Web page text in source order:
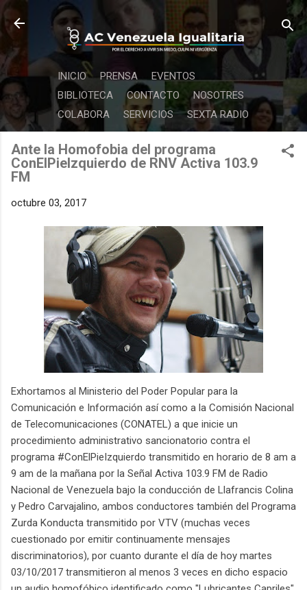
Ir al contenido principal
INICIO PRENSA
EVENTOS
BIBLIOTECA
CONTACTO
NOSOTRES
COLABORA
SERVICIOS SEXTA RADIO
Ante la Homofobia del programa
ConElPieIzquierdo de RNV Activa 103.9
FM
octubre 03, 2017
Exhortamos al Ministerio del Poder Popular para la
Comunicación e Información así como a la Comisión Nacional
de Telecomunicaciones (CONATEL) a que inicie un
procedimiento administrativo sancionatorio contra el
programa #ConElPieIzquierdo transmitido en horario de 8 am a
9 am de la mañana por la Señal Activa 103.9 FM de Radio
Nacional de Venezuela bajo la conducción de Llafrancis Colina
y Pedro Carvajalino, ambos conductores también del Programa
Zurda Konducta transmitido por VTV (muchas veces
cuestionado por emitir continuamente mensajes
discriminatorios), por cuanto durante el día de hoy martes
03/10/2017 transmitieron al menos 3 veces en dicho espacio